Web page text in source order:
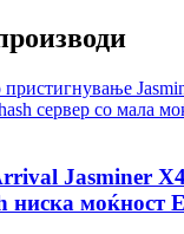
Jasminer
ниска моќност